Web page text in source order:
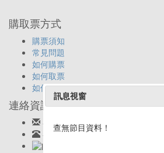
購取票方式
購票須知
常見問題
如何購票
如何取票
如何退票
連絡資訊
客服信箱: ticket@eracom.com.tw
客服專線: 02-23419898
訊息視窗
查無節目資料！